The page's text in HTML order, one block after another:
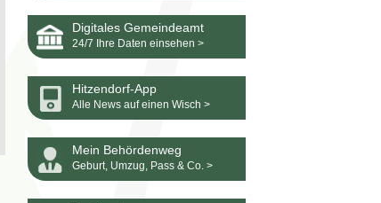
Digitales Gemeindeamt
24/7 Ihre Daten einsehen >
Hitzendorf-App
Alle News auf einen Wisch >
Mein Behördenweg
Geburt, Umzug, Pass & Co. >